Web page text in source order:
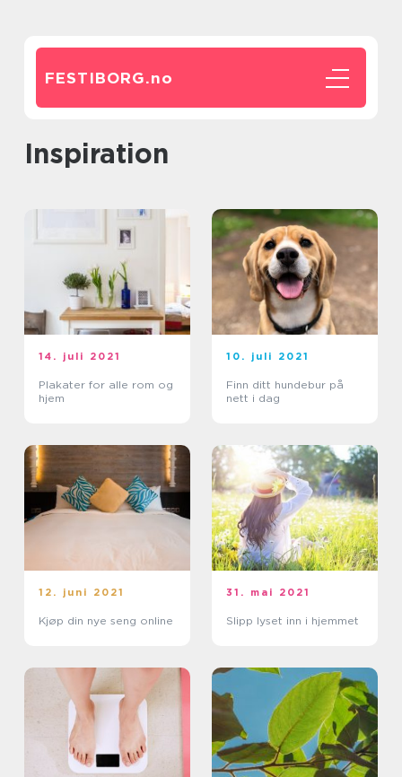
FESTIBORG.no
inspiration
14. juli 2021
Plakater for alle rom og
hjem
10. juli 2021
Finn ditt hundebur på
nett i dag
12. juni 2021
Kjøp din nye seng online
31. mai 2021
Slipp lyset inn i hjemmet